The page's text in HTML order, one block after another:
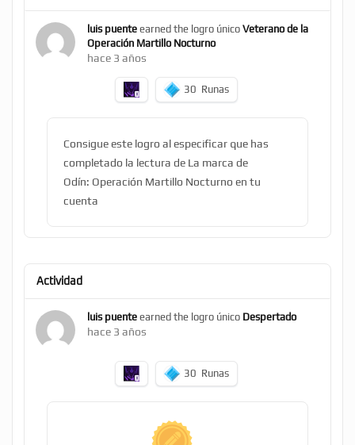
luis puente earned the logro único Veterano de la
Operación Martillo Nocturno
hace 3 años
30 Runas
Consigue este logro al especificar que has
completado la lectura de La marca de
Odín: Operación Martillo Nocturno en tu
cuenta
Actividad
luis puente earned the logro único Despertado
hace 3 años
30 Runas